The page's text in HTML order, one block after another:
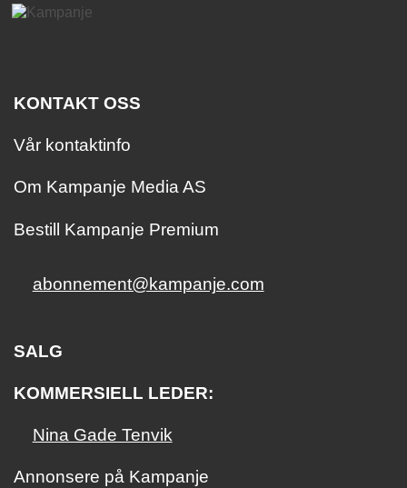
KONTAKT OSS
Vår kontaktinfo
Om Kampanje Media AS
Bestill Kampanje Premium
abonnement@kampanje.com
SALG
KOMMERSIELL LEDER:
Nina Gade Tenvik
Annonsere på Kampanje